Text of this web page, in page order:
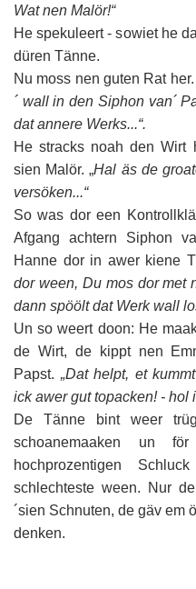
Wat nen Malör!“
He spekuleert - sowiet he
düren Tänne.
Nu moss nen guten Rat
´ wall in den Siphon van´
dat annere Werks...“.
He stracks noah den Wirt
sien Malör. „Hal äs de
versöken...“
So was dor een
Afgang achtern Siphon
Hanne dor in awer kiene
dor ween, Du mos dor met
dann spöölt dat Werk wall
Un so weert doon: He
de Wirt, de kippt nen
Papst. „Dat helpt, et
ick awer gut topacken! - hol
De Tänne bint weer
schoanemaaken un
hochprozentigen
schlechteste ween. Nur
´sien Schnuten, de gäv em
denken.